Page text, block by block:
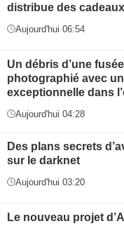
distribue des
Aujourd'hui 06:54
Un débris d’une
photographié avec
exceptionnelle dans
Aujourd'hui 04:28
Des plans secrets
sur le darknet
Aujourd'hui 03:20
Le nouveau projet